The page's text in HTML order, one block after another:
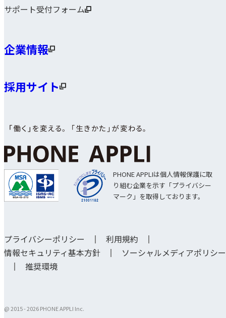
サポート受付フォーム
企業情報
採用サイト
PHONE APPLIは個人情報保護に取
り組む企業を示す「プライバシー
マーク」を取得しております。
プライバシーポリシー
利用規約
情報セキュリティ基本方針
ソーシャルメディアポリシー
推奨環境
@ 2015 -2026 PHONE APPLI Inc.